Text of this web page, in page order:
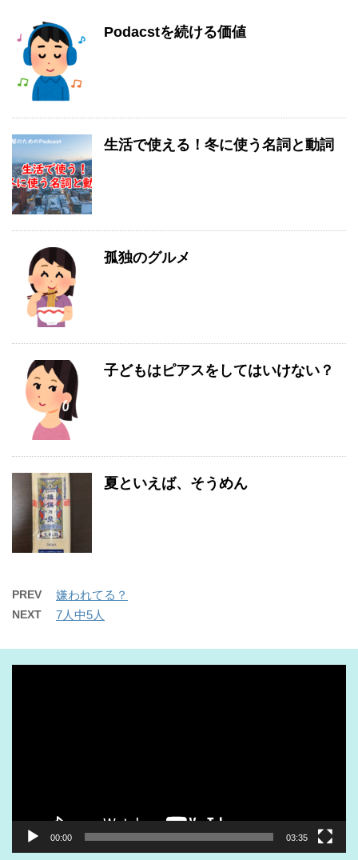
Podacstを続ける価値
生活で使える！冬に使う名詞と動詞
孤独のグルメ
子どもはピアスをしてはいけない？
夏といえば、そうめん
PREV 嫌われてる？
NEXT 7人中5人
00:00 03:35